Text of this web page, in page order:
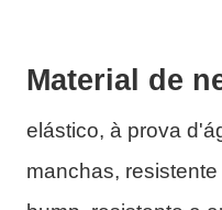
Material de
elástico, à prova
manchas,